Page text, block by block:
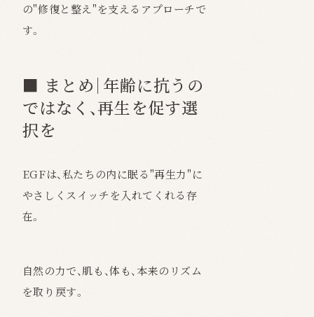
の"修復と整え"を支えるアプローチで
す。
■ まとめ｜年齢に抗うの
ではなく、再生を促す選
択を
EGFは、私たちの内に眠る"再生力"に
やさしくスイッチを入れてくれる存
在。
自然の力で、肌も、体も、本来のリズム
を取り戻す。